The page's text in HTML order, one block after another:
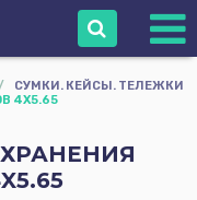
СУМКИ. КЕЙСЫ. ТЕЛЕЖКИ
4X5.65